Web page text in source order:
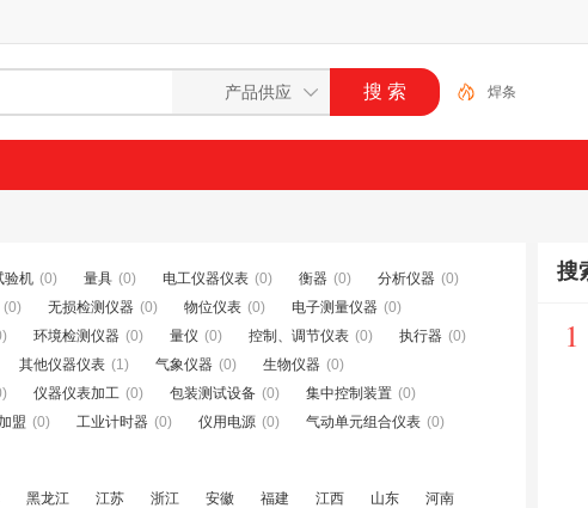
焊条
验机 (0) 量具 (0) 电工仪器仪表 (0) 衡器 (0) 分析仪器 (0)
(0) 无损检测仪器 (0) 物位仪表 (0) 电子测量仪器 (0)
环境检测仪器 (0) 量仪 (0) 控制、调节仪表 (0) 执行器 (0)
其他仪器仪表 (1) 气象仪器 (0) 生物仪器 (0)
仪器仪表加工 (0) 包装测试设备 (0) 集中控制装置 (0)
盟 (0) 工业计时器 (0) 仪用电源 (0) 气动单元组合仪表 (0)
黑龙江 江苏 浙江 安徽 福建 江西 山东
河南
搜
1